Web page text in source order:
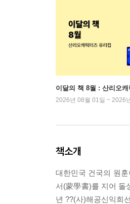
이달의 책 8월 : 산리오캐
2026년 08월 01일 ~ 2026
책소개
대한민국 건국의 원
서(蒙學書)를 지어 돌
년 ??(사)해공신익희